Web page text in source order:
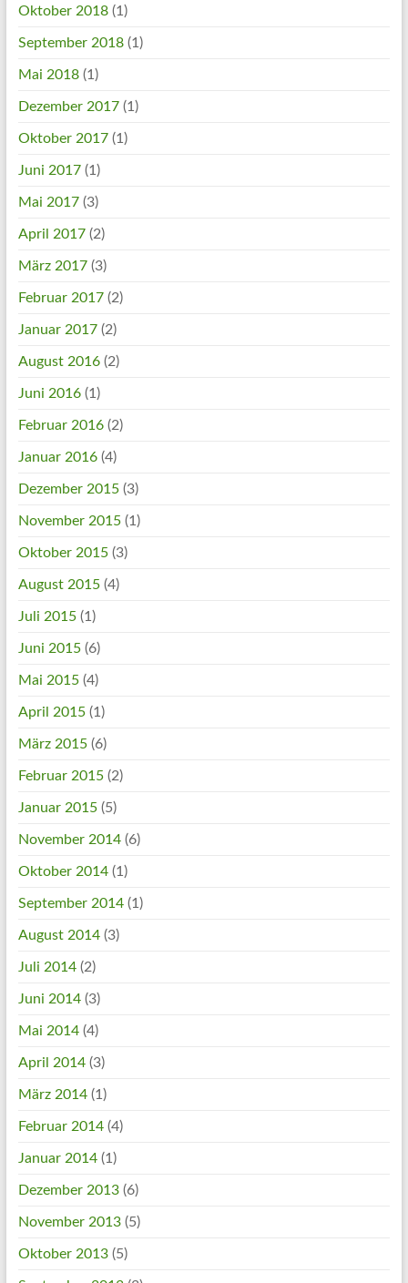
Oktober 2018(1)
September 2018(1)
Mai 2018(1)
Dezember 2017(1)
Oktober 2017(1)
Juni 2017(1)
Mai 2017(3)
April 2017(2)
März 2017(3)
Februar 2017(2)
Januar 2017(2)
August 2016(2)
Juni 2016(1)
Februar 2016(2)
Januar 2016(4)
Dezember 2015(3)
November 2015(1)
Oktober 2015(3)
August 2015(4)
Juli 2015(1)
Juni 2015(6)
Mai 2015(4)
April 2015(1)
März 2015(6)
Februar 2015(2)
Januar 2015(5)
November 2014(6)
Oktober 2014(1)
September 2014(1)
August 2014(3)
Juli 2014(2)
Juni 2014(3)
Mai 2014(4)
April 2014(3)
März 2014(1)
Februar 2014(4)
Januar 2014(1)
Dezember 2013(6)
November 2013(5)
Oktober 2013(5)